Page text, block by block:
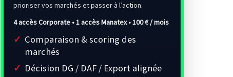
prioriser vos marchés et passer à l’action.
4 accès Corporate • 1 accès Manatex •100 € / mois
Comparaison & scoring des
marchés
Décision DG / DAF / Export alignée